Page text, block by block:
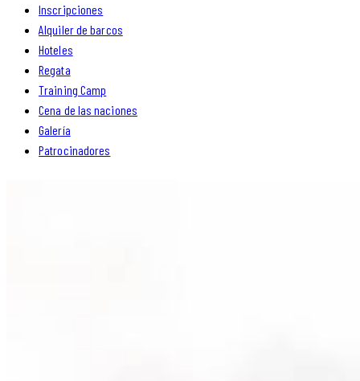
Inscripciones
Alquiler de barcos
Hoteles
Regata
Training Camp
Cena de las naciones
Galería
Patrocinadores